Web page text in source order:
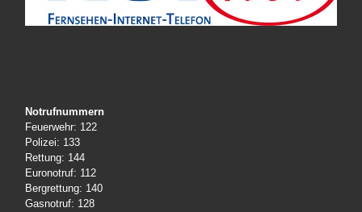
Notrufnummern
Feuerwehr: 122
Polizei: 133
Rettung: 144
Euronotruf: 112
Bergrettung: 140
Gasnotruf: 128